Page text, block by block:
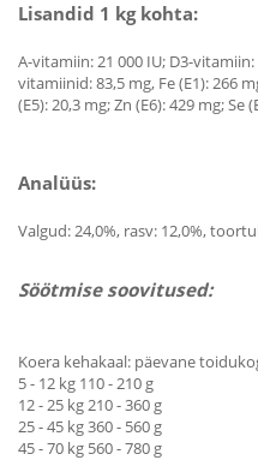
Lisandid 1 kg kohta:
A-vitamiin: 21 000 IU; D3-
vitamiinid: 83,5 mg, Fe (E1): 266
(E5): 20,3 mg; Zn (E6): 429 mg; Se
Analüüs:
Valgud: 24,0%, rasv: 12,0%,
Söötmise soovitused:
Koera kehakaal: päevane
5 - 12 kg 110 - 210 g
12 - 25 kg 210 - 360 g
25 - 45 kg 360 - 560 g
45 - 70 kg 560 - 780 g